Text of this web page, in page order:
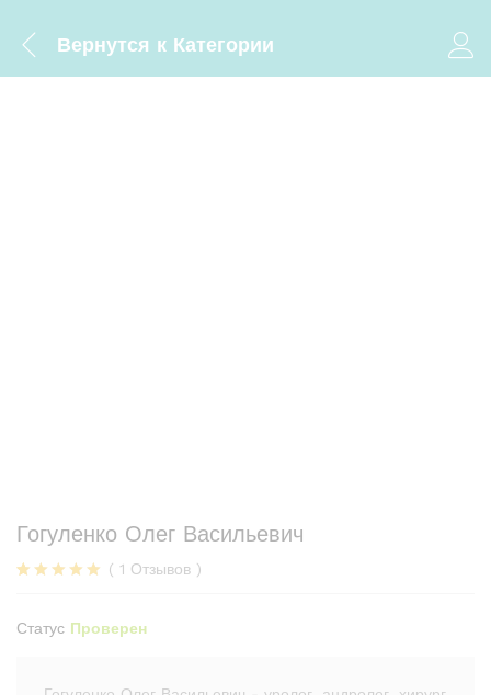
Вернутся к Категории
Гогуленко Олег Васильевич
на основе
( 1 Отзывов )
Статус Проверен